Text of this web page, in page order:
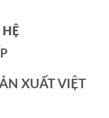
XUẤT VIỆT